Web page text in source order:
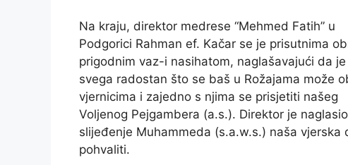
Na kraju, direktor medrese “Mehmed Fatih” u
Podgorici Rahman ef. Kačar se je prisutnima
prigodnim vaz-i nasihatom, naglašavajući da je
svega radostan što se baš u Rožajama može
vjernicima i zajedno s njima se prisjetiti našeg
Voljenog Pejgambera (a.s.). Direktor je
slijeđenje Muhammeda (s.a.w.s.) naša
pohvaliti.